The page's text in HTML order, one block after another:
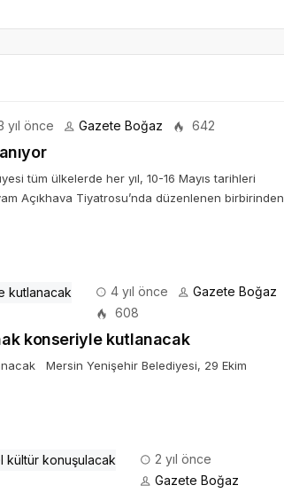
yıl önce Gazete Boğaz 642
tüm ülkelerde her yıl, 10-16 Mayıs tarihleri
Açıkhava Tiyatrosu’nda düzenlenen birbirinden
4 yıl önce
Gazete Boğaz
608
konseriyle kutlanacak
Mersin Yenişehir Belediyesi, 29 Ekim
2 yıl önce
Gazete Boğaz